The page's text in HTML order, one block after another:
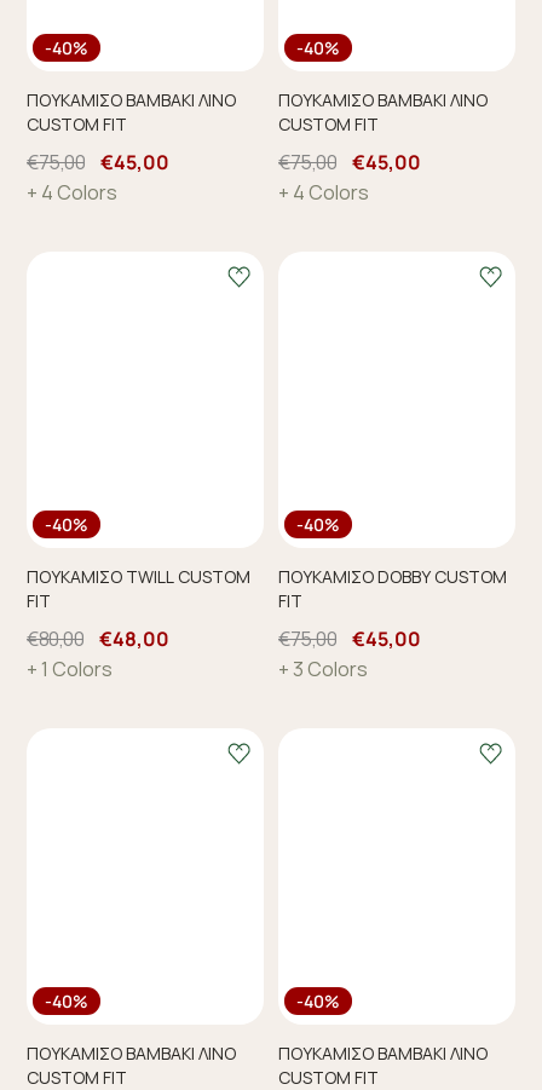
-40%
ΠΟΥΚΑΜΙΣΟ ΒΑΜΒΑΚΙ ΛΙΝΟ
CUSTOM FIT
€75,00 €45,00
+ 4 Colors
-40%
ΠΟΥΚΑΜΙΣΟ ΒΑΜΒΑΚΙ ΛΙΝΟ
CUSTOM FIT
€75,00 €45,00
+ 4 Colors
-40%
ΠΟΥΚΑΜΙΣΟ TWILL CUSTOM
FIT
€80,00 €48,00
+ 1 Colors
-40%
ΠΟΥΚΑΜΙΣΟ DOBBY CUSTOM
FIT
€75,00 €45,00
+ 3 Colors
-40%
ΠΟΥΚΑΜΙΣΟ ΒΑΜΒΑΚΙ ΛΙΝΟ
CUSTOM FIT
-40%
ΠΟΥΚΑΜΙΣΟ ΒΑΜΒΑΚΙ ΛΙΝΟ
CUSTOM FIT